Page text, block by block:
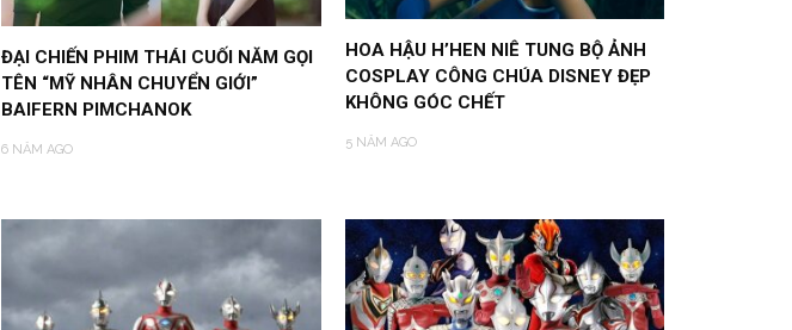
ĐẠI CHIẾN PHIM THÁI CUỐI NĂM GỌI
TÊN “MỸ NHÂN CHUYỂN GIỚI”
BAIFERN PIMCHANOK
6 NĂM AGO
HOA HẬU H’HEN NIÊ TUNG BỘ ẢNH
COSPLAY CÔNG CHÚA DISNEY ĐẸP
KHÔNG GÓC CHẾT
5 NĂM AGO